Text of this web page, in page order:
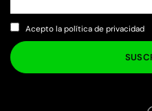
Acepto la política de privacidad